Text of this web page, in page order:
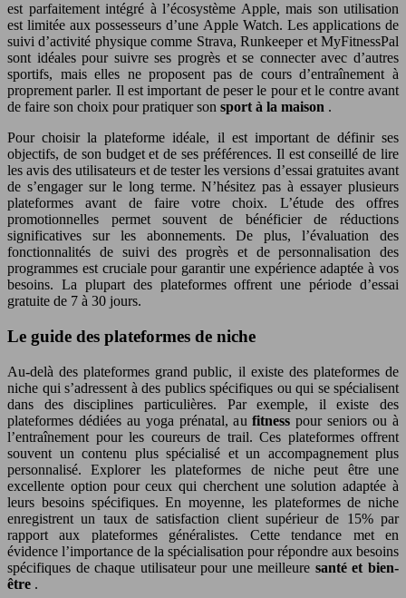
est parfaitement intégré à l’écosystème Apple, mais son utilisation
est limitée aux possesseurs d’une Apple Watch. Les applications de
suivi d’activité physique comme Strava, Runkeeper et MyFitnessPal
sont idéales pour suivre ses progrès et se connecter avec d’autres
sportifs, mais elles ne proposent pas de cours d’entraînement à
proprement parler. Il est important de peser le pour et le contre avant
de faire son choix pour pratiquer son sport à la maison .
Pour choisir la plateforme idéale, il est important de définir ses
objectifs, de son budget et de ses préférences. Il est conseillé de lire
les avis des utilisateurs et de tester les versions d’essai gratuites avant
de s’engager sur le long terme. N’hésitez pas à essayer plusieurs
plateformes avant de faire votre choix. L’étude des offres
promotionnelles permet souvent de bénéficier de réductions
significatives sur les abonnements. De plus, l’évaluation des
fonctionnalités de suivi des progrès et de personnalisation des
programmes est cruciale pour garantir une expérience adaptée à vos
besoins. La plupart des plateformes offrent une période d’essai
gratuite de 7 à 30 jours.
Le guide des plateformes de niche
Au-delà des plateformes grand public, il existe des plateformes de
niche qui s’adressent à des publics spécifiques ou qui se spécialisent
dans des disciplines particulières. Par exemple, il existe des
plateformes dédiées au yoga prénatal, aufitnesspour seniors ou à
l’entraînement pour les coureurs de trail. Ces plateformes offrent
souvent un contenu plus spécialisé et un accompagnement plus
personnalisé. Explorer les plateformes de niche peut être une
excellente option pour ceux qui cherchent une solution adaptée à
leurs besoins spécifiques. En moyenne, les plateformes de niche
enregistrent un taux de satisfaction client supérieur de 15% par
rapport aux plateformes généralistes. Cette tendance met en
évidence l’importance de la spécialisation pour répondre aux besoins
spécifiques de chaque utilisateur pour une meilleure santé et bien-
être .